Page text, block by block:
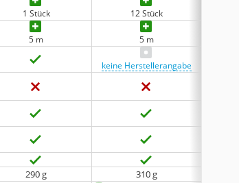
1 Stück 12 Stück
5 m 5 m
keine Herstellerangabe
290 g 310 g